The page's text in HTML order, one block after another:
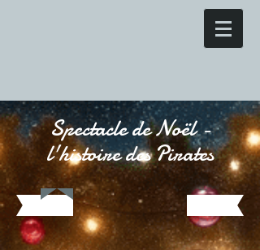
Spectacle de Noël -
l'histoire des Pirates